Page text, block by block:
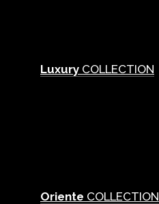
Luxury COLLECTION
Oriente COLLECTION